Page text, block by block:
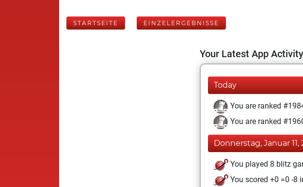
STARTSEITE EINZELERGEBNISSE
Your Latest App Activity
Today
You are ranked
You are ranked
Donnerstag, Januar 11,
You played 8 blitz
You scored +0 =0 -8